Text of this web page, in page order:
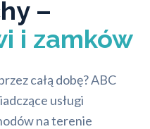
–
i zamków
całą dobę? ABC
usługi
na terenie